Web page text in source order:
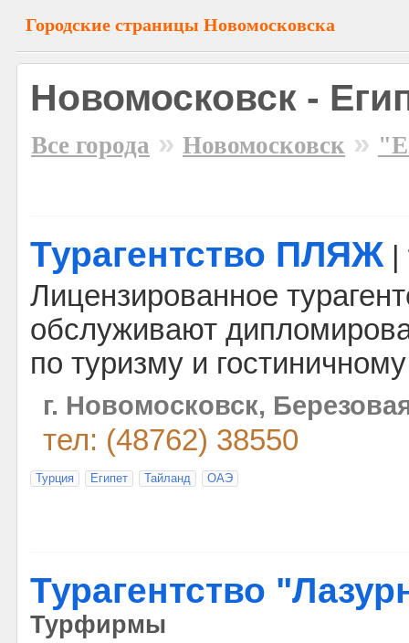
Городские страницы Новомосковска
Новомосковск -
Все города » Новомосковск »
Турагентство ПЛЯЖ
Лицензированное
обслуживают
по туризму и
г. Новомосковск,
тел: (48762) 38550
Турция Египет Тайланд ОАЭ
Турагентство
Турфирмы